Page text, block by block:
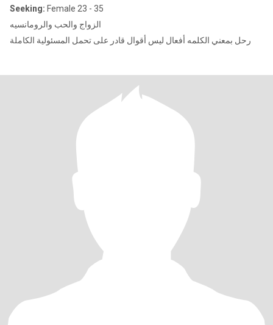
Seeking: Female 23 - 35
الزواج والحب والرومانسيه
رحل بمعني الكلمه أفعال ليس أقوال قادر على تحمل المسئولية الكاملة